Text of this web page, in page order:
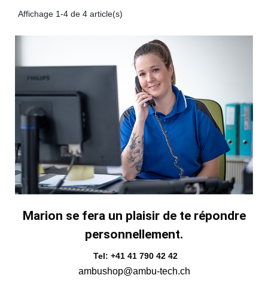
Affichage 1-4 de 4 article(s)
Marion se fera un plaisir de te répondre
personnellement.
Tel: +41 41 790 42 42
ambushop@ambu-tech.ch